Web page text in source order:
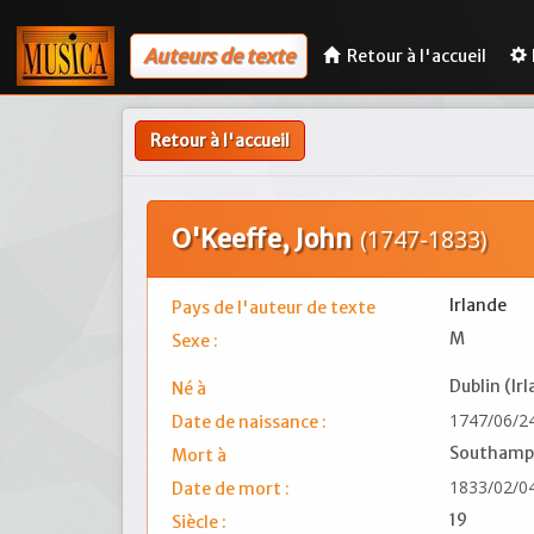
Auteurs de texte Retour à l'accueil
Retour à l'accueil
O'Keeffe, John (1747-1833)
Pays de l'auteur de texte
Irlande
Sexe :
M
Né à
Dublin
Date de naissance :
1747/06/
Mort à
Date de mort :
1833/02/
Siècle : 19